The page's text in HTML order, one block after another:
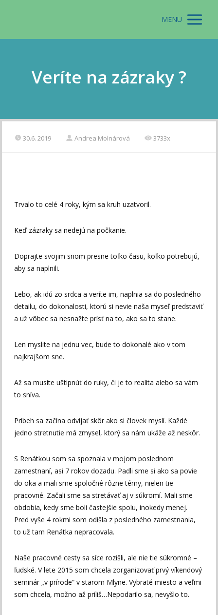
MENU
Veríte na zázraky ?
30.6. 2019 Andrea Molnárová 3733x
Trvalo to celé 4 roky, kým sa kruh uzatvoril.
Keď zázraky sa nedejú na počkanie.
Doprajte svojim snom presne toľko času, koľko potrebujú,
aby sa naplnili.
Lebo, ak idú zo srdca a veríte im, naplnia sa do posledného
detailu, do dokonalosti, ktorú si nevie naša myseľ predstaviť
a už vôbec sa nesnažte prísť na to, ako sa to stane.
Len myslite na jednu vec, bude to dokonalé ako v tom
najkrajšom sne.
Až sa musíte uštipnúť do ruky, či je to realita alebo sa vám
to sníva.
Príbeh sa začína odvíjať skôr ako si človek myslí. Každé
jedno stretnutie má zmysel, ktorý sa nám ukáže až neskôr.
S Renátkou som sa spoznala v mojom poslednom
zamestnaní, asi 7 rokov dozadu. Padli sme si ako sa povie
do oka a mali sme spoločné rôzne témy, nielen tie
pracovné. Začali sme sa stretávať aj v súkromí. Mali sme
obdobia, kedy sme boli častejšie spolu, inokedy menej.
Pred vyše 4 rokmi som odišla z posledného zamestnania,
to už tam Renátka nepracovala.
Naše pracovné cesty sa síce rozišli, ale nie tie súkromné –
ľudské. V lete 2015 som chcela zorganizovať prvý víkendový
seminár „v prírode“ v starom Mlyne. Vybraté miesto a veľmi
som chcela, možno až príliš…Nepodarilo sa, nevyšlo to.